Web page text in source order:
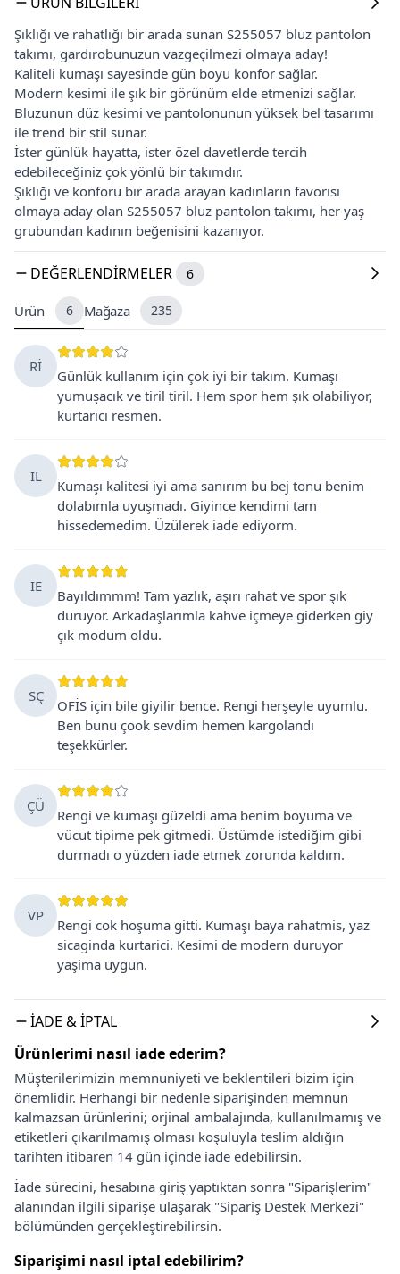
Şıklığı ve rahatlığı bir arada sunan S255057 bluz pantolon
takımı, gardırobunuzun vazgeçilmezi olmaya aday!
Kaliteli kumaşı sayesinde gün boyu konfor sağlar.
Modern kesimi ile şık bir görünüm elde etmenizi sağlar.
Bluzunun düz kesimi ve pantolonunun yüksek bel tasarımı
ile trend bir stil sunar.
İster günlük hayatta, ister özel davetlerde tercih
edebileceğiniz çok yönlü bir takımdır.
Şıklığı ve konforu bir arada arayan kadınların favorisi
olmaya aday olan S255057 bluz pantolon takımı, her yaş
grubundan kadının beğenisini kazanıyor.
DEĞERLENDIRMELER 6
Ürün 6 Mağaza 235
Rİ
Günlük kullanım için çok iyi bir takım. Kumaşı
yumuşacık ve tiril tiril. Hem spor hem şık olabiliyor,
kurtarıcı resmen.
IL
Kumaşı kalitesi iyi ama sanırım bu bej tonu benim
dolabımla uyuşmadı. Giyince kendimi tam
hissedemedim. Üzülerek iade ediyorm.
IE
Bayıldımmm! Tam yazlık, aşırı rahat ve spor şık
duruyor. Arkadaşlarımla kahve içmeye giderken giy
çık modum oldu.
SÇ
OFİS için bile giyilir bence. Rengi herşeyle uyumlu.
Ben bunu çook sevdim hemen kargolandı
teşekkürler.
ÇÜ
Rengi ve kumaşı güzeldi ama benim boyuma ve
vücut tipime pek gitmedi. Üstümde istediğim gibi
durmadı o yüzden iade etmek zorunda kaldım.
VP
Rengi cok hoşuma gitti. Kumaşı baya rahatmis, yaz
sicaginda kurtarici. Kesimi de modern duruyor
yaşima uygun.
İADE & İPTAL
Ürünlerimi nasıl iade ederim?
Müşterilerimizin memnuniyeti ve beklentileri bizim için
önemlidir. Herhangi bir nedenle siparişinden memnun
kalmazsan ürünlerini; orjinal ambalajında, kullanılmamış ve
etiketleri çıkarılmamış olması koşuluyla teslim aldığın
tarihten itibaren 14 gün içinde iade edebilirsin.
İade sürecini, hesabına giriş yaptıktan sonra "Siparişlerim"
alanından ilgili siparişe ulaşarak "Sipariş Destek Merkezi"
bölümünden gerçekleştirebilirsin.
Siparişimi nasıl iptal edebilirim?